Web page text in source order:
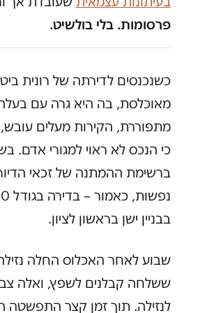
פרסומות. בלי בולשיט.
כשנכנסים לדירתה של רונית
מאוכלסת, בה היא גרה עם
מתפוררת, הקירות מעלים
ברשימת ההמתנה של זכאי
בבניין ישן בראשון לציון.
שבוע לאחר האכלוס החלה
ששלחה קבלנים לשפץ, ואלה
לנזילה. תוך זמן קצר התפשטה